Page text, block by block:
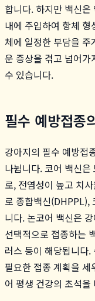
합니다. 하지만 백신
내에 주입하여 항체
체에 일정한 부담을
운 증상을 겪고 넘어
수 있습니다.
필수 예방접종
강아지의 필수 예방접
나뉩니다. 코어 백신
로, 전염성이 높고 치
로 종합백신(DHPPL),
니다. 논코어 백신은
선택적으로 접종하는
러스 등이 해당됩니다
필요한 접종 계획을
어 평생 건강의 초석